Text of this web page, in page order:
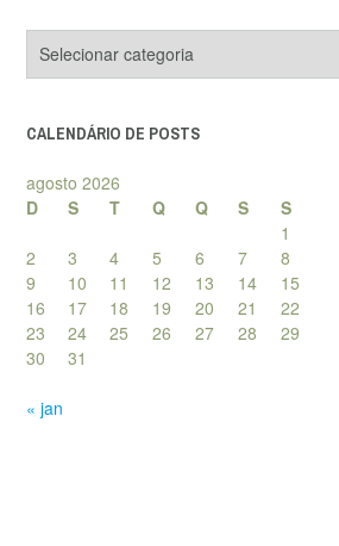
de
CALENDÁRIO DE POSTS
agosto 2026
D
S T Q Q S
S
1
2
3 4 5 6 7
8
9
10 11 12 13 14
15
16
17 18 19 20 21
22
23
24 25 26 27 28
29
30
31
« jan